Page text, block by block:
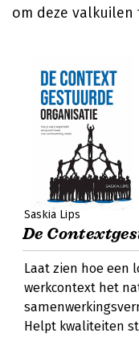
om deze valkuilen
Saskia Lips
De
Laat zien hoe een
werkcontext het
Helpt kwaliteiten